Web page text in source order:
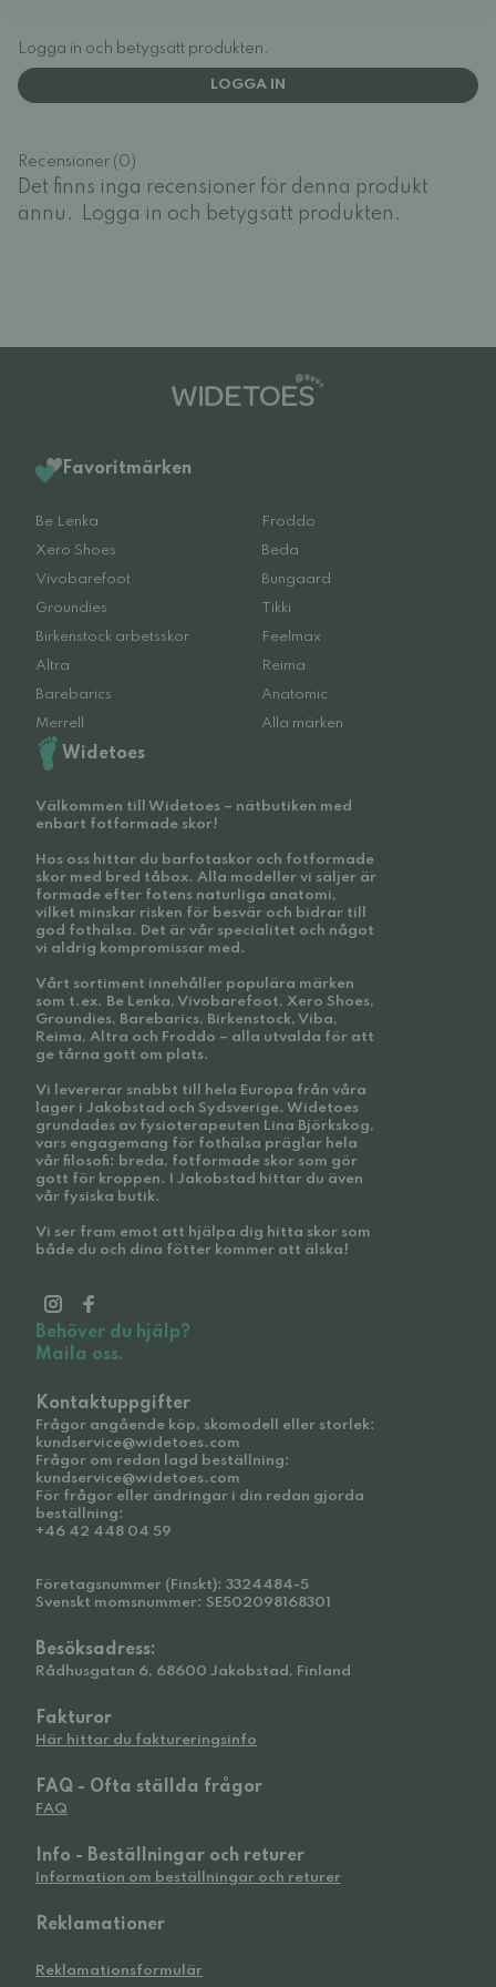
Logga in och betygsätt produkten.
LOGGA IN
Recensioner (0)
Det finns inga recensioner för denna produkt
ännu.
Logga in och betygsätt produkten.
Favoritmärken
Be Lenka
Froddo
Xero Shoes
Beda
Vivobarefoot
Bungaard
Groundies
Tikki
Birkenstock arbetsskor
Feelmax
Altra
Reima
Barebarics
Anatomic
Merrell
Alla märken
Widetoes
Välkommen till Widetoes – nätbutiken med
enbart fotformade skor!
Hos oss hittar du barfotaskor och fotformade
skor med bred tåbox. Alla modeller vi säljer är
formade efter fotens naturliga anatomi,
vilket minskar risken för besvär och bidrar till
god fothälsa. Det är vår specialitet och något
vi aldrig kompromissar med.
Vårt sortiment innehåller populära märken
som t.ex. Be Lenka, Vivobarefoot, Xero Shoes,
Groundies, Barebarics, Birkenstock, Viba,
Reima, Altra och Froddo – alla utvalda för att
ge tårna gott om plats.
Vi levererar snabbt till hela Europa från våra
lager i Jakobstad och Sydsverige. Widetoes
grundades av fysioterapeuten Lina Björkskog,
vars engagemang för fothälsa präglar hela
vår filosofi: breda, fotformade skor som gör
gott för kroppen. I Jakobstad hittar du även
vår fysiska butik.
Vi ser fram emot att hjälpa dig hitta skor som
både du och dina fötter kommer att älska!
Behöver du hjälp?
Maila oss.
Kontaktuppgifter
Frågor angående köp, skomodell eller storlek:
kundservice@widetoes.com
Frågor om redan lagd beställning:
kundservice@widetoes.com
För frågor eller ändringar i din redan gjorda
beställning:
+46 42 448 04 59
Företagsnummer (Finskt): 3324484-5
Svenskt momsnummer: SE502098168301
Besöksadress:
Rådhusgatan 6, 68600 Jakobstad, Finland
Fakturor
Här hittar du faktureringsinfo
FAQ - Ofta ställda frågor
FAQ
Info - Beställningar och returer
Information om beställningar och returer
Reklamationer
Reklamationsformulär